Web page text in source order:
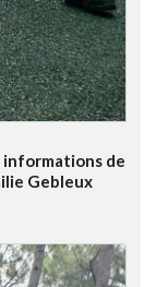
informations de
Gebleux